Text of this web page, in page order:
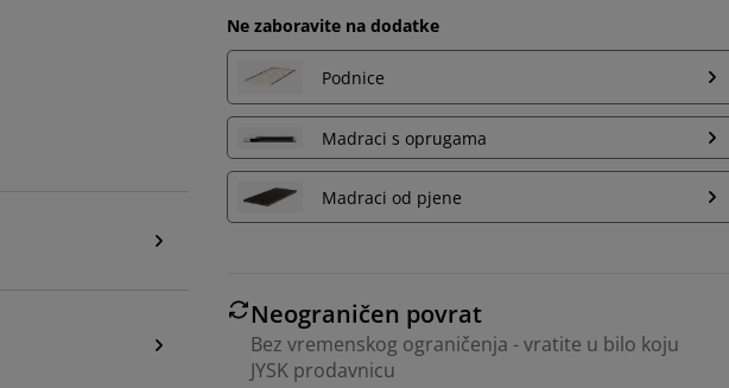
Ne zaboravite na dodatke
Podnice
Madraci s oprugama
Madraci od pjene
Neograničen povrat
Bez vremenskog ograničenja - vratite u bilo koju
JYSK prodavnicu